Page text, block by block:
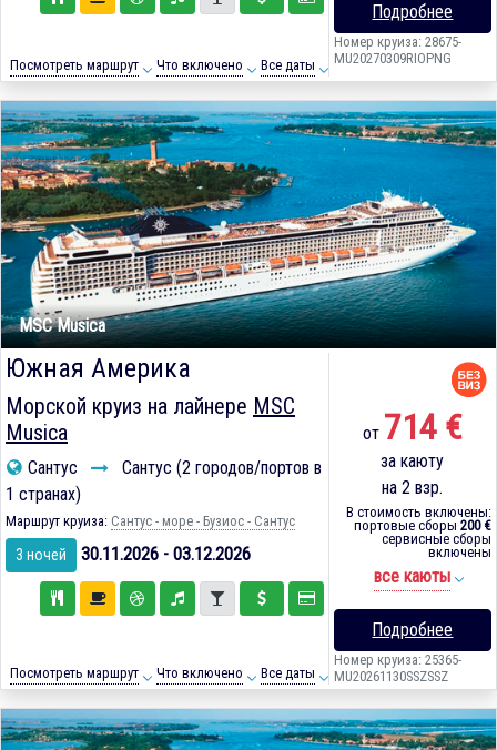
Посмотреть маршрут Что включено Все даты
Подробнее
Номер круиза: 28675-
MU20270309RIOPNG
MSC Musica
Южная Америка
Морской круиз на лайнере MSC
Musica
Сантус
Сантус (2 городов/портов в
1 странах)
Маршрут круиза: Сантус - море - Бузиос - Сантус
3 ночей 30.11.2026 - 03.12.2026
Посмотреть маршрут Что включено Все даты
от 714 €
за каюту
на 2 взр.
В стоимость включены:
портовые сборы 200 €
сервисные сборы
включены
все каюты
Подробнее
Номер круиза: 25365-
MU20261130SSZSSZ